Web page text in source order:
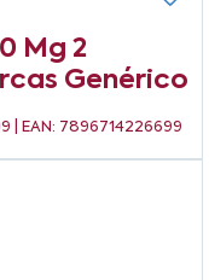
Mg 2
Genérico
| EAN: 7896714226699